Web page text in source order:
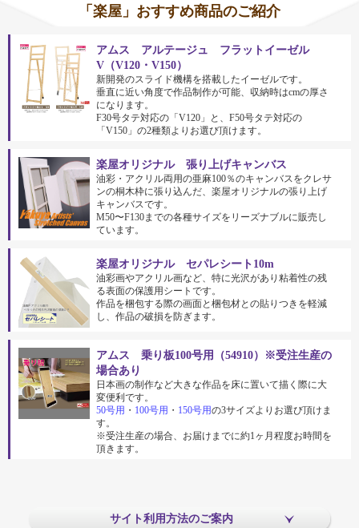
「楽屋」おすすめ商品のご紹介
アムス アルテージュ フラットイーゼル
V（V120・V150）
新開発のスライド機構を搭載したイーゼルです。
垂直に近い角度で作品制作が可能、収納時はcmの厚さ
になります。
F30号タテ対応の「V120」と、F50号タテ対応の
「V150」の2種類よりお選び頂けます。
楽屋オリジナル 張り上げキャンバス
油彩・アクリル両用の亜麻100％のキャンバスをクレサ
ンの桐木枠に張り込んだ、楽屋オリジナルの張り上げ
キャンバスです。
M50〜F130までの各種サイズをリーズナブルに販売し
ています。
楽屋オリジナル セパレシート10m
油彩画やアクリル画など、特に光沢があり粘着性の残
る表面の保護用シートです。
作品を梱包する際の画面と梱包材との貼りつきを軽減
し、作品の破損を防ぎます。
アムス 乗り板100号用（54910）※受注生産の
場合あり
日本画の制作など大きな作品を床に置いて描く際に大
変便利です。
50号用 ・ 100号用 ・ 150号用の3サイズよりお選び頂けま
す。
※受注生産の場合、お届けまでに約1ヶ月程度お時間を
頂きます。
サイト利用方法のご案内